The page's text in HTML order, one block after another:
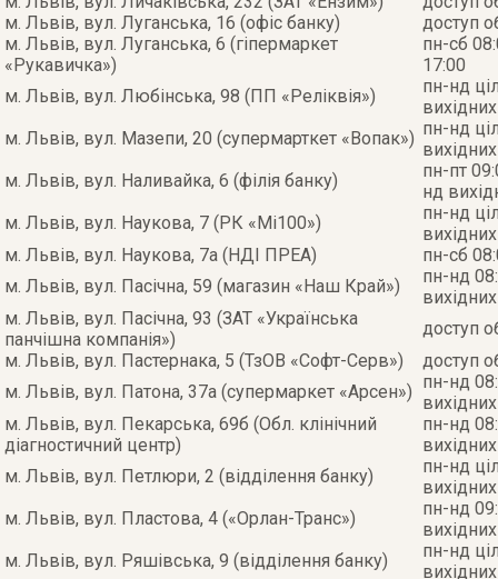
м. Львів, вул. Луганська, 16 (офіс банку)
доступ
м. Львів, вул. Луганська, 6 (гіпермаркет
«Рукавичка»)
пн-сб
17:00
м. Львів, вул. Любінська, 98 (ПП «Реліквія»)
пн-нд
вихідних
м. Львів, вул. Мазепи, 20 (супермарткет «Вопак») пн-нд
вихідних
м. Львів, вул. Наливайка, 6 (філія банку)
пн-пт
нд
м. Львів, вул. Наукова, 7 (РК «Мі100»)
пн-нд
вихідних
м. Львів, вул. Наукова, 7а (НДІ ПРЕА)
пн-сб
м. Львів, вул. Пасічна, 59 (магазин «Наш Край»)
пн-нд
вихідних
м. Львів, вул. Пасічна, 93 (ЗАТ «Українська
панчішна компанія»)
доступ
м. Львів, вул. Пастернака, 5 (ТзОВ «Софт-Серв»)
доступ
м. Львів, вул. Патона, 37а (супермаркет «Арсен») пн-нд
вихідних
м. Львів, вул. Пекарська, 69б (Обл. клінічний
діагностичний центр)
пн-нд
вихідних
м. Львів, вул. Петлюри, 2 (відділення банку)
пн-нд
вихідних
м. Львів, вул. Пластова, 4 («Орлан-Транс»)
пн-нд
вихідних
м. Львів, вул. Ряшівська, 9 (відділення банку)
пн-нд
вихідних